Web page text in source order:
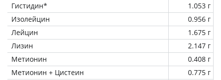
Гистидин*
1.053 г
Изолейцин
0.956 г
Лейцин
1.675 г
Лизин
2.147 г
Метионин
0.408 г
Метионин + Цистеин
0.775 г